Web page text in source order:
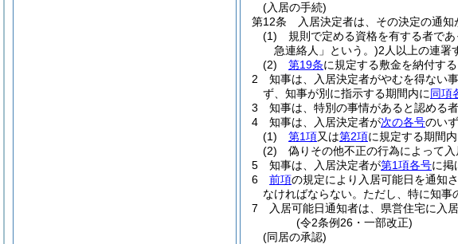
(入居の手続)
第12条
入居決定者は、その決定の通
(1)
規則で定める資格を有する者で
急連絡人」という。)2人以上の連署
(2)
第19条に規定する敷金を納付する
2
知事は、入居決定者がやむを得ない
ず、知事が別に指示する期間内に同項
3
知事は、特別の事情があると認める者
4
知事は、入居決定者が次の各号のい
(1)
第1項又は第2項に規定する期間内
(2)
偽りその他不正の行為によって入
5
知事は、入居決定者が第1項各号に掲
6
前項の規定により入居可能日を通知
なければならない。 ただし、特に知事
7
入居可能日通知者は、県営住宅に入
(令2条例26・一部改正)
(同居の承認)